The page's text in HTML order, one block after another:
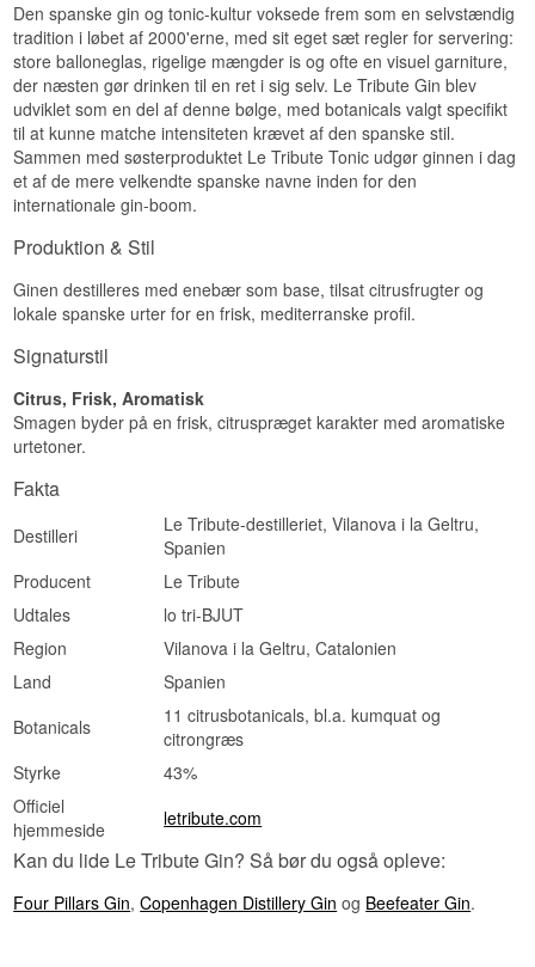
Den spanske gin og tonic-kultur voksede frem som en selvstændig
tradition i løbet af 2000'erne, med sit eget sæt regler for servering:
store balloneglas, rigelige mængder is og ofte en visuel garniture,
der næsten gør drinken til en ret i sig selv. Le Tribute Gin blev
udviklet som en del af denne bølge, med botanicals valgt specifikt
til at kunne matche intensiteten krævet af den spanske stil.
Sammen med søsterproduktet Le Tribute Tonic udgør ginnen i dag
et af de mere velkendte spanske navne inden for den
internationale gin-boom.
Produktion & Stil
Ginen destilleres med enebær som base, tilsat citrusfrugter og
lokale spanske urter for en frisk, mediterranske profil.
Signaturstil
Citrus, Frisk, Aromatisk
Smagen byder på en frisk, citruspræget karakter med aromatiske
urtetoner.
Fakta
Destilleri
Le Tribute-destilleriet, Vilanova i la Geltru,
Spanien
Producent
Le Tribute
Udtales
lo tri-BJUT
Region
Vilanova i la Geltru, Catalonien
Land
Spanien
Botanicals
11 citrusbotanicals, bl.a. kumquat og
citrongræs
Styrke
43%
Officiel
hjemmeside
letribute.com
Kan du lide Le Tribute Gin? Så bør du også opleve:
Four Pillars Gin,Copenhagen Distillery Gin og Beefeater Gin.